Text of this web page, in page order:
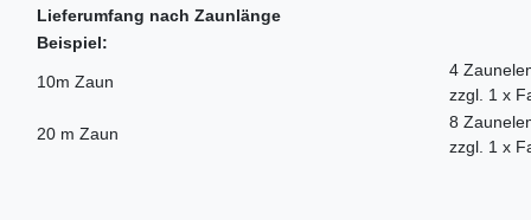
Lieferumfang nach Zaunlänge
Beispiel:
10m Zaun
4
zzgl. 1 x
20 m Zaun
8
zzgl. 1 x